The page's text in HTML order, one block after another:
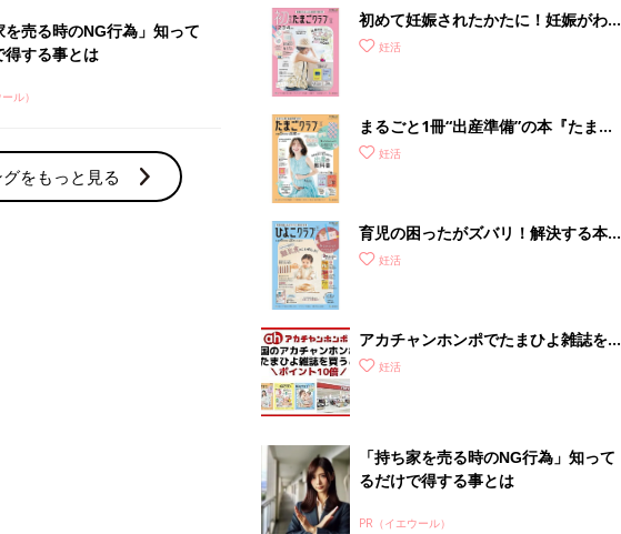
を売る時のNG行為」知って
得する事とは
ル）
をもっと見る
初めて妊娠されたかたに！妊娠がわか
ったら最初に読む本『初めてのたまご
妊活
まるごと1冊“出産準備”の本『たまご
クラブ 夏号』〈スペシャル大特集〉
妊活
育児の困ったがズバリ！解決する本
『ひよこクラブ 秋号』 4カ月～2才
妊活
アカチャンホンポでたまひよ雑誌を買
うとポイント10倍【期間限定】
妊活
「持ち家を売る時のNG行為」知って
るだけで得する事とは
PR（イエウール）